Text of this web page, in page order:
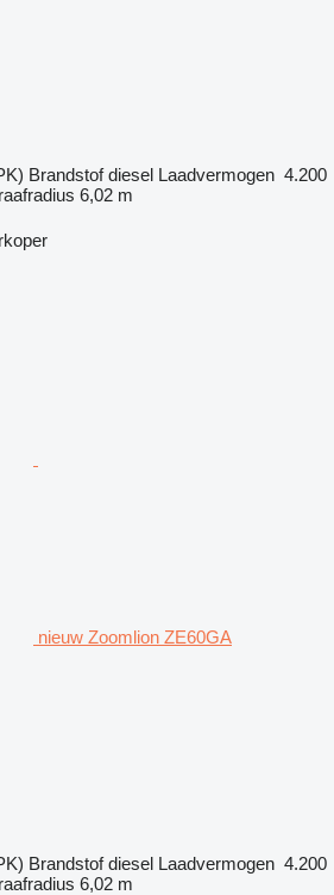
Brandstof diesel Laadvermogen 4.200
6,02 m
nieuw Zoomlion ZE60GA
Brandstof diesel Laadvermogen 4.200
6,02 m